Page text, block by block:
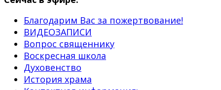
Благодарим Вас за пожертвование!
ВИДЕОЗАПИСИ
Вопрос священнику
Воскресная школа
Духовенство
История храма